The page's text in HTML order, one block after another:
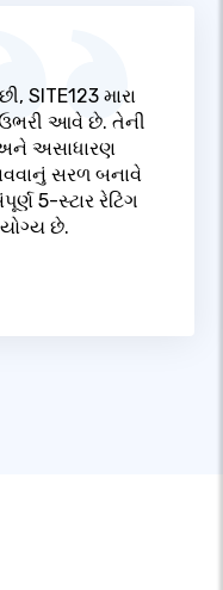
SITE123 મારા
ઉભરી આવે છે. તેની
અને અસાધારણ
સરળ બનાવે
5-સ્ટાર રેટિંગ
છે.